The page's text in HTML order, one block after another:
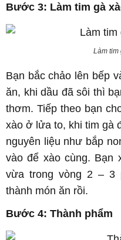
Bước 3: Làm tim gà
Làm tim
Bạn bắc chảo lên bếp
ăn, khi dầu đã sôi thì
thơm. Tiếp theo bạn
xào ở lửa to, khi tim gà
nguyên liệu như bắp
vào để xào cùng. Bạn
vừa trong vòng 2 – 3
thành món ăn rồi.
Bước 4: Thành phẩm